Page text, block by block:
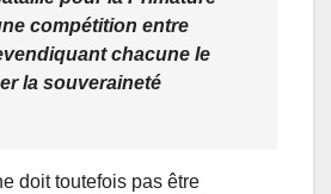
compétition entre
chacune le
la souveraineté
doit toutefois pas être